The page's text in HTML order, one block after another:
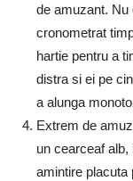
de amuzant. Nu
cronometrat
hartie pentru a
distra si ei pe
a alunga
Extrem de
un cearceaf
amintire placuta